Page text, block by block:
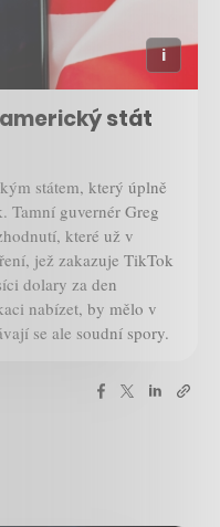
stát
státem, který úplně
Tamní guvernér Greg
které už v
jež zakazuje TikTok
dolary za den
nabízet, by mělo v
se ale soudní spory.